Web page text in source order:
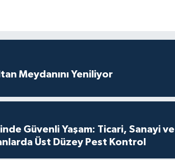
Meydanını Yeniliyor
Güvenli Yaşam: Ticari, Sanayi ve
Üst Düzey Pest Kontrol